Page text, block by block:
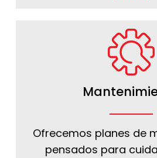
Ofrecemos planes de
pensados para